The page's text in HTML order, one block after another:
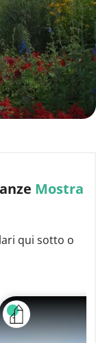
Mostra
qui sotto o